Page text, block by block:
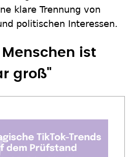
klare Trennung von
politischen Interessen.
ist
groß"